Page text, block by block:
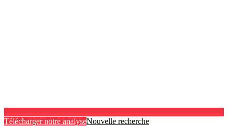
Télécharger notre analyseNouvelle recherche